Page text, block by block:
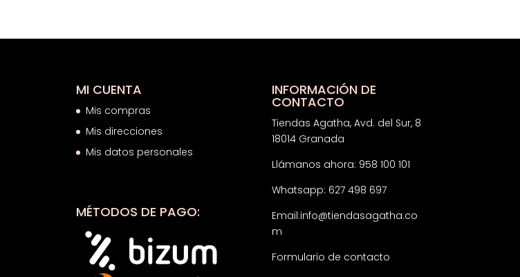
es:
era:
es:
MI CUENTA
Mis compras
Mis direcciones
Mis datos personales
MÉTODOS DE PAGO:
INFORMACIÓN DE
CONTACTO
Tiendas Agatha, Avd. del Sur, 8
18014 Granada
Llámanos ahora: 958 100 101
Whatsapp: 627 498 697
Email:info@tiendasagatha.co
m
Formulario de contacto